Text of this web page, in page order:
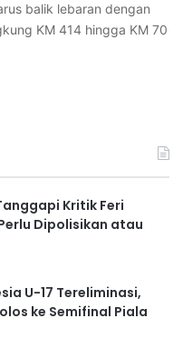
balik lebaran dengan
KM 414 hingga KM 70
Kritik Feri
Dipolisikan atau
U-17 Tereliminasi,
ke Semifinal Piala